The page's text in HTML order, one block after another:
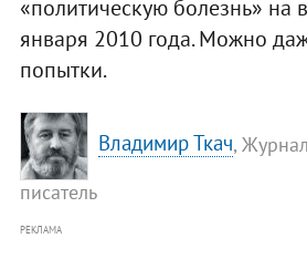
«политическую болезнь» на
января 2010 года. Можно
попытки.
Владимир Ткач,
писатель
РЕКЛАМА